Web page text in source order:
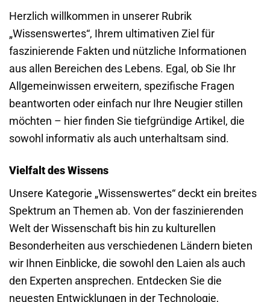
Herzlich willkommen in unserer Rubrik
„Wissenswertes“, Ihrem ultimativen Ziel für
faszinierende Fakten und nützliche Informationen
aus allen Bereichen des Lebens. Egal, ob Sie Ihr
Allgemeinwissen erweitern, spezifische Fragen
beantworten oder einfach nur Ihre Neugier stillen
möchten – hier finden Sie tiefgründige Artikel, die
sowohl informativ als auch unterhaltsam sind.
Vielfalt des Wissens
Unsere Kategorie „Wissenswertes“ deckt ein breites
Spektrum an Themen ab. Von der faszinierenden
Welt der Wissenschaft bis hin zu kulturellen
Besonderheiten aus verschiedenen Ländern bieten
wir Ihnen Einblicke, die sowohl den Laien als auch
den Experten ansprechen. Entdecken Sie die
neuesten Entwicklungen in der Technologie,